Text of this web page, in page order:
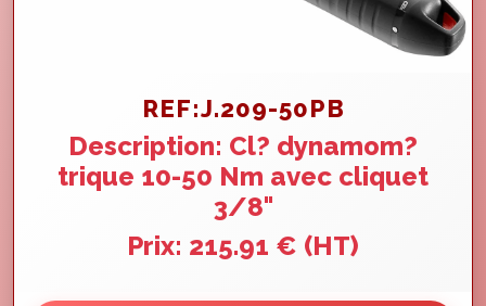
REF:J.209-50PB
Description: Cl? dynamom?
trique 10-50 Nm avec cliquet
3/8"
Prix: 215.91 € (HT)